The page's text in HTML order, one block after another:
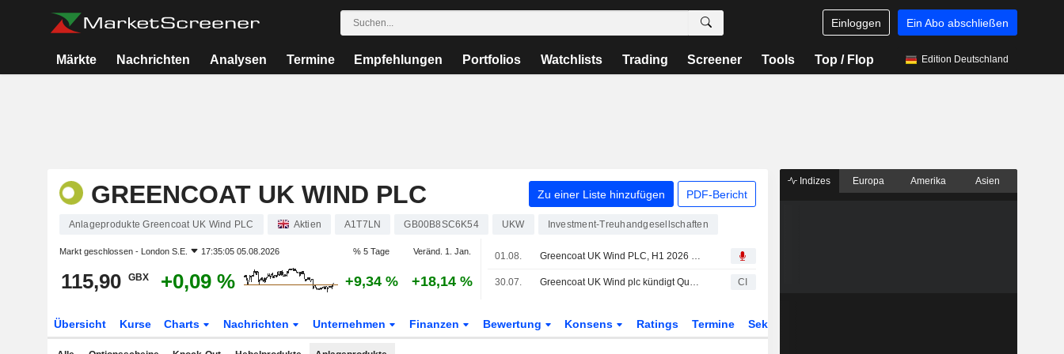
Einloggen Ein Abo abschließen
Märkte Nachrichten Analysen Termine Empfehlungen Portfolios Watchlists Trading Screener Tools Top / Flop Edition Deutschland
GREENCOAT UK WIND PLC Zu einer Liste hinzufügen PDF-Bericht
Anlageprodukte Greencoat UK Wind PLC Aktien A1T7LN GB00B8SC6K54 UKW Investment-Treuhandgesellschaften
Markt geschlossen - London S.E. 17:35:05 05.08.2026 % 5 Tage Veränd. 1. Jan.
115,90 GBX +0,09 % +9,34 % +18,14 %
01.08. Greencoat UK Wind PLC, H1 2026 Earnings Call, Jul 31, 2026
30.07. Greencoat UK Wind plc kündigt Quartalsdividende an, zahlbar am 28. August 2026 CI
Übersicht Kurse Charts Nachrichten Unternehmen Finanzen Bewertung Konsens Ratings Termine Sektor
Indizes Europa Amerika Asien